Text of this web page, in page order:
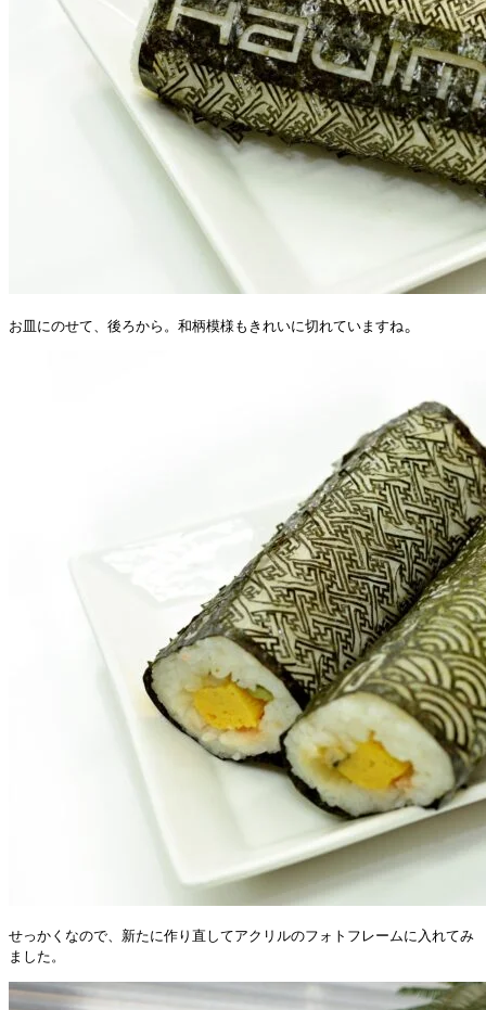
お皿にのせて、後ろから。和柄模様もきれいに切れていますね。
せっかくなので、新たに作り直してアクリルのフォトフレームに入れてみ
ました。